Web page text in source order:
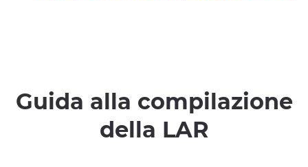
Guida alla compilazione
della LAR